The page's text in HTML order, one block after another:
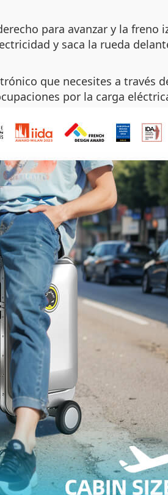
para avanzar y la
y saca la rueda
que necesites a través
por la carga